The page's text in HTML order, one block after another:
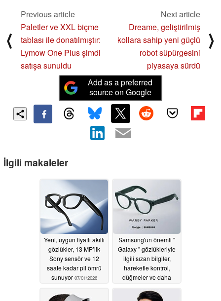
⟨
Previous article
Paletler ve XXL biçme
tablası ile donatılmıştır:
Lymow One Plus şimdi
satışa sunuldu
Next article
Dreame, geliştirilmiş
kollara sahip yeni güçlü
robot süpürgesini
piyasaya sürdü
⟩
Add as a preferred
source on Google
İlgili makaleler
Yeni, uygun fiyatlı akıllı
gözlükler, 13 MP’lik
Sony sensör ve 12
saate kadar pil ömrü
sunuyor 07/01/2026
Samsung'un önemli "
Galaxy " gözlükleriyle
ilgili sızan bilgiler,
hareketle kontrol,
düğmeler ve daha
fazlasını ortaya
koyuyor07/01/2026